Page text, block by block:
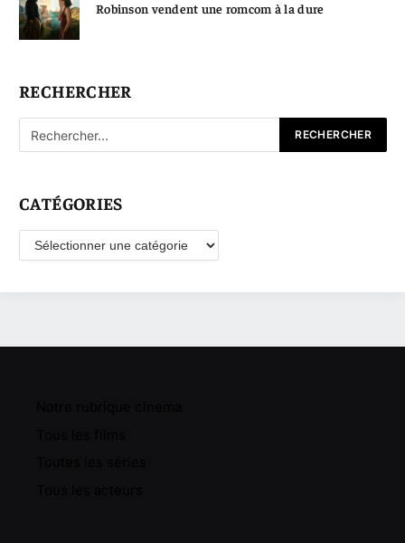
Robinson vendent une romcom à la dure
RECHERCHER
CATÉGORIES
Catégories